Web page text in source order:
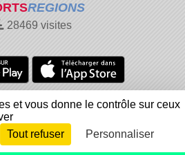
REGIONS
28469 visites
Gestion des cookies
Signaler un contenu inapproprié
Connexion
et vous donne le contrôle sur ceux
Tout refuser Personnaliser